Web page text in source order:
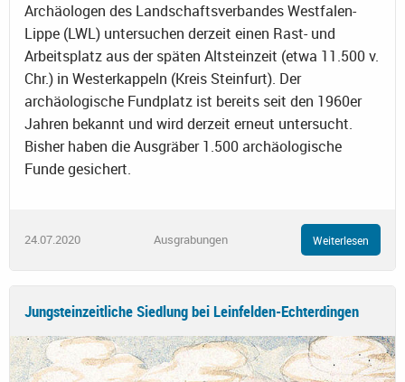
Archäologen des Landschaftsverbandes Westfalen-
Lippe (LWL) untersuchen derzeit einen Rast- und
Arbeitsplatz aus der späten Altsteinzeit (etwa 11.500 v.
Chr.) in Westerkappeln (Kreis Steinfurt). Der
archäologische Fundplatz ist bereits seit den 1960er
Jahren bekannt und wird derzeit erneut untersucht.
Bisher haben die Ausgräber 1.500 archäologische
Funde gesichert.
24.07.2020 Ausgrabungen Weiterlesen
Jungsteinzeitliche Siedlung bei Leinfelden-Echterdingen